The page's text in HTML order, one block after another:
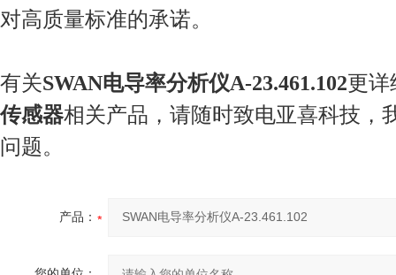
对高质量标准的承诺。
有关SWAN电导率分析仪A-23.461.102更详
传感器相关产品，请随时致电亚喜科技，
问题。
产品：